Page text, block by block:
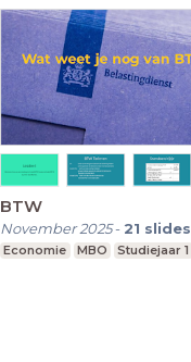
BTW
November 2025- 21 slides
Economie MBO Studiejaar 1